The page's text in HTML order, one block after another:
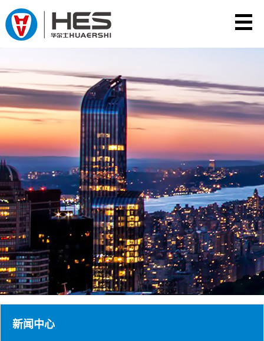
新闻中心